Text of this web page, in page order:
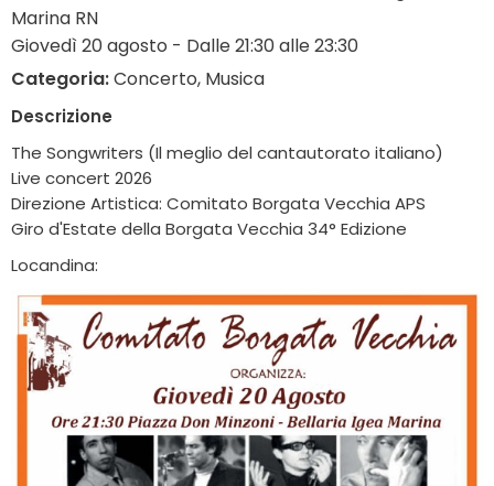
Marina RN
Giovedì 20 agosto - Dalle 21:30 alle 23:30
Categoria:Concerto, Musica
Descrizione
The Songwriters (Il meglio del cantautorato italiano)
Live concert 2026
Direzione Artistica: Comitato Borgata Vecchia APS
Giro d'Estate della Borgata Vecchia 34° Edizione
Locandina: